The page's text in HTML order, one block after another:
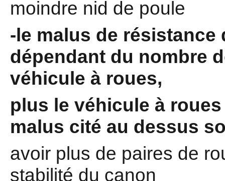
moindre nid de poule
-le malus de
dépendant du nombre
véhicule à roues,
plus le véhicule à
malus cité au dessus
avoir plus de paires de
stabilité du canon